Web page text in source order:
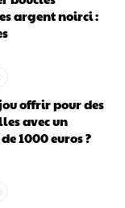
argent noirci :
offrir pour des
avec un
1000 euros ?